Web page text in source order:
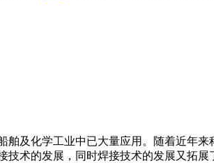
舶及化学工业中已大量应用。随着近年
术的发展，同时焊接技术的发展又拓